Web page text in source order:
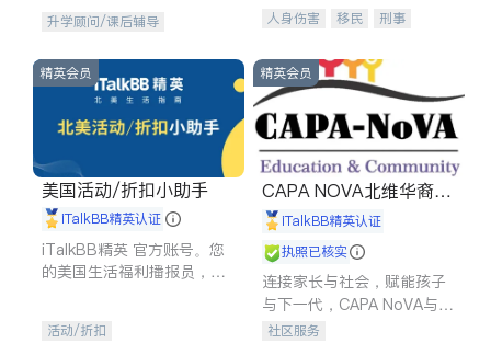
的学习潜力和动力。理念：
拥有成长型心态是成功的基
石。
升学顾问/课后辅导
伤害、车祸重伤、商业诉
建筑合同、刑事案件全包办
人身伤害 移民
刑事
信托/遗嘱
商业
索赔
律师-其它 保释
精英会员
美国活动/折扣小助手
iTalkBB精英认证
iTalkBB精英 官方账号。您
的美国生活福利播报员，精
专属福利。
活动/折扣
精英会员
CAPA NOVA北维华裔家
长会iTalkBB精英认证
执照已核实
连接家长与社会，赋能孩子
与下一代，CAPA NoVA与您
携手建设包容、公平、充满
社区服务